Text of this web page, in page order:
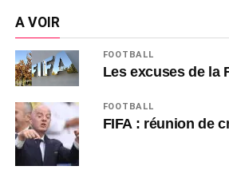
A VOIR
FOOTBALL
Les excuses de la
FOOTBALL
FIFA : réunion de